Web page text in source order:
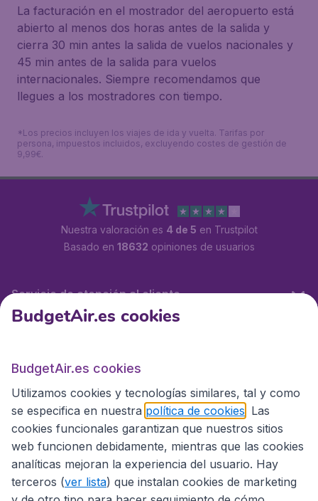
La facturación en el mostrador del aeropuerto está
abierto al menos dos horas antes de la salida y
cierra 30 min antes la salida de vuelos nacionales y
45 min antes de la salida para vuelos
internacionales. Siempre recomendamos que
llegues a los mostradores con tiempo.
*Los precios incluyen los viajes de ida y vuelta. Tarifas por
persona, impuestos incluidos, excluyendo costes de gestión de
9,99€.
Nuestra valoración es 4 de 5 en Trustpilot
Basado en 18632 opiniones de usuarios
Servicio de atención al cliente
Sitios internacionales
BudgetAir.es cookies
BudgetAir.es cookies
Utilizamos cookies y tecnologías similares, tal y como
se especifica en nuestra política de cookies . Las
cookies funcionales garantizan que nuestros sitios
web funcionen debidamente, mientras que las cookies
analíticas mejoran la experiencia del usuario. Hay
terceros (ver lista) que instalan cookies de marketing